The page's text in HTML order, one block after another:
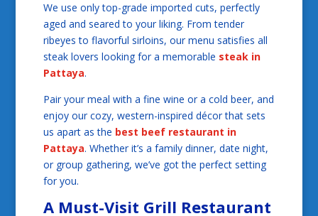
We use only top-grade imported cuts, perfectly
aged and seared to your liking. From tender
ribeyes to flavorful sirloins, our menu satisfies all
steak lovers looking for a memorable steak in
Pattaya.
Pair your meal with a fine wine or a cold beer, and
enjoy our cozy, western-inspired décor that sets
us apart as the best beef restaurant in
Pattaya. Whether it’s a family dinner, date night,
or group gathering, we’ve got the perfect setting
for you.
A Must-Visit Grill Restaurant